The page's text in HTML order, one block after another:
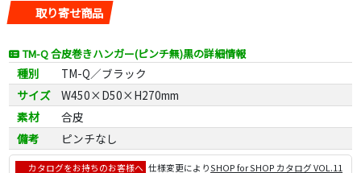
取り寄せ商品
TM-Q 合皮巻きハンガー(ピンチ無)黒の詳細情報
種別
TM-Q／ブラック
サイズ
W450×D50×H270mm
素材
合皮
備考
ピンチなし
カタログをお持ちのお客様へ 仕様変更によりSHOP for SHOP カタログ VOL.11